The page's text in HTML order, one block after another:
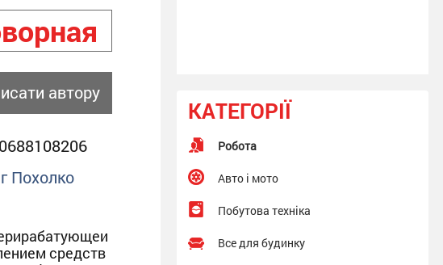
автору
Похолко
средств
КАТЕГОРІЇ
Робота
Авто і мото
Побутова техніка
Все для будинку